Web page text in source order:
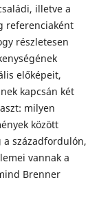
illetve a
referenciaként
részletesen
előképeit,
kapcsán két
milyen
között
a századfordulón,
vannak a
Brenner